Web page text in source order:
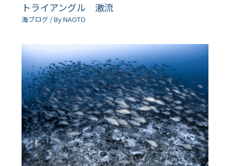
トライアングル 激流
海ブログ / ByNAOTO